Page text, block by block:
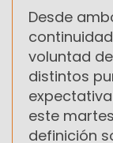
Desde
voluntad
distintos
este
definición